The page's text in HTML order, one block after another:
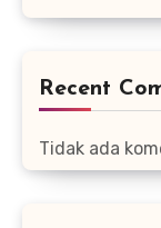
Recent
Tidak ada